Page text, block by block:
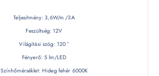
Teljesítmény: 3,6W/m /3A
Feszültség: 12V
Világítási szög: 120 °
Fényerő: 5 lm/LED
Színhőmérséklet: Hideg fehér 6000K